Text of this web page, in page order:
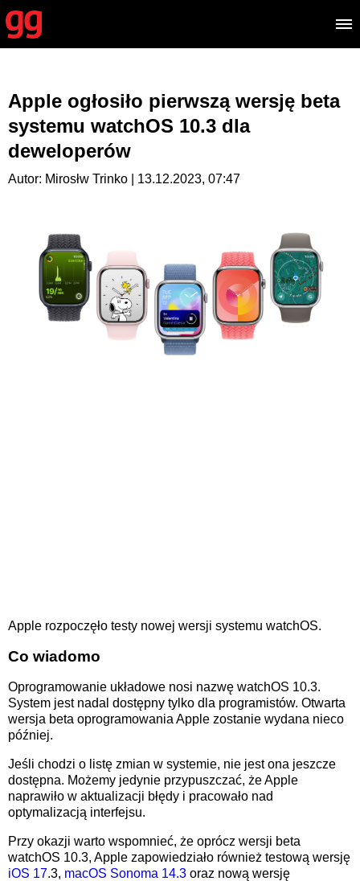
Apple ogłosiło pierwszą wersję beta
systemu watchOS 10.3 dla
deweloperów
Autor: Mirosłw Trinko | 13.12.2023, 07:47
Apple rozpoczęło testy nowej wersji systemu watchOS.
Co wiadomo
Oprogramowanie układowe nosi nazwę watchOS 10.3.
System jest nadal dostępny tylko dla programistów. Otwarta
wersja beta oprogramowania Apple zostanie wydana nieco
później.
Jeśli chodzi o listę zmian w systemie, nie jest ona jeszcze
dostępna. Możemy jedynie przypuszczać, że Apple
naprawiło w aktualizacji błędy i pracowało nad
optymalizacją interfejsu.
Przy okazji warto wspomnieć, że oprócz wersji beta
watchOS 10.3, Apple zapowiedziało również testową wersję
iOS 17.3, macOS Sonoma 14.3 oraz nową wersję